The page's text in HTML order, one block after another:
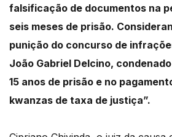
falsificação de documentos na
seis meses de prisão.
punição do concurso de
João Gabriel Delcino,
15 anos de prisão e no
kwanzas de taxa de justiça”.